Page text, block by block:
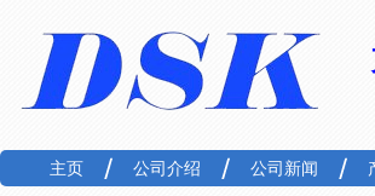
主页 公司介绍 公司新闻